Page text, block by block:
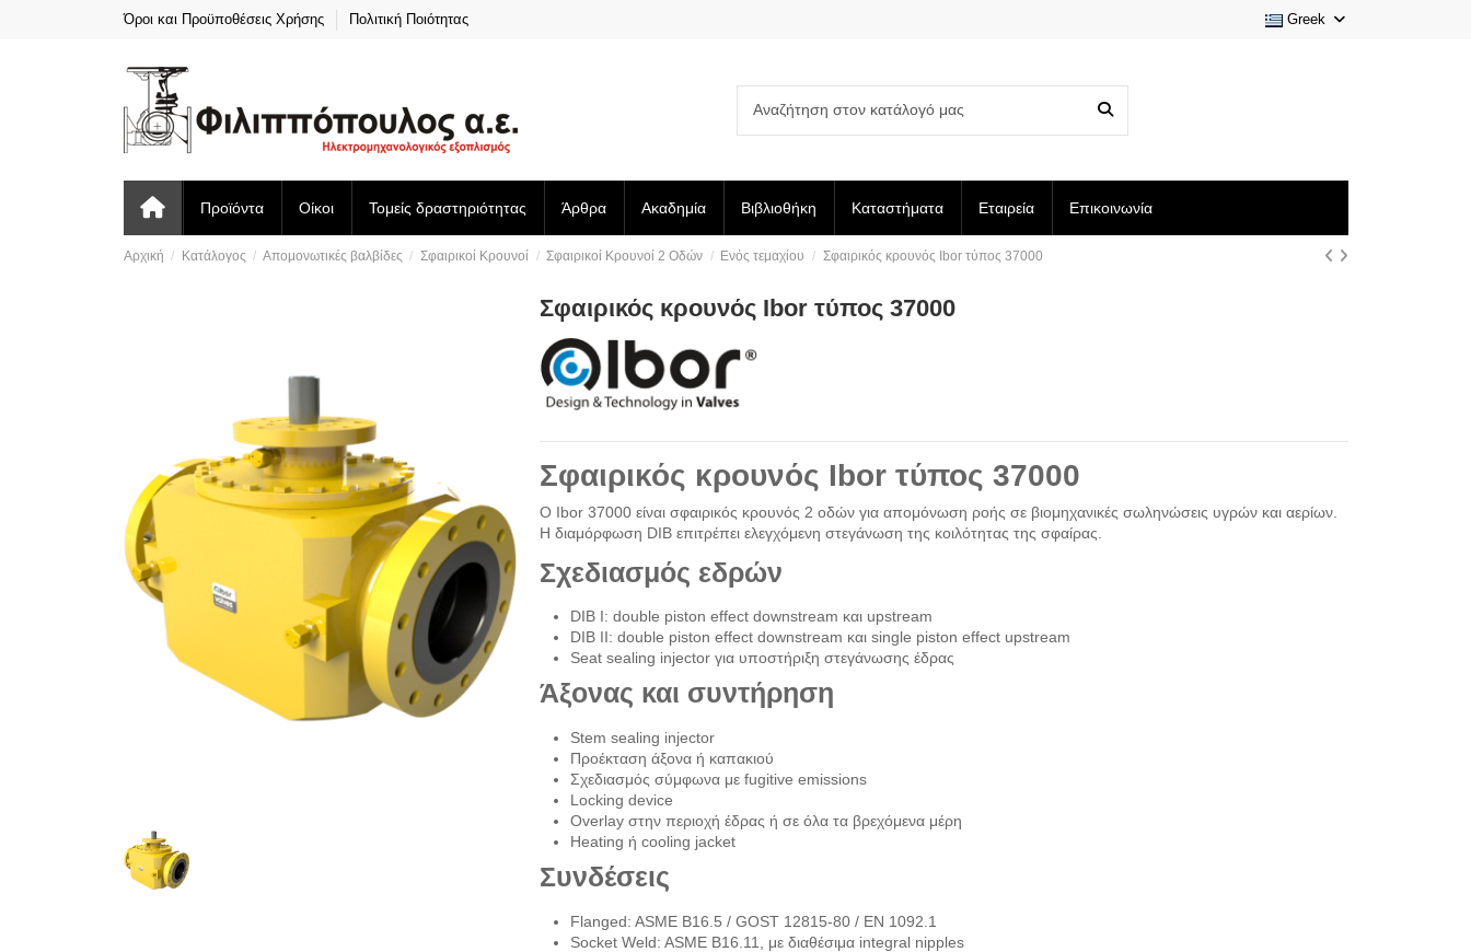
Όροι και Προϋποθέσεις Χρήσης Πολιτική Ποιότητας Greek
Προϊόντα Οίκοι Τομείς δραστηριότητας Άρθρα Ακαδημία Βιβλιοθήκη Καταστήματα Εταιρεία Επικοινωνία
Αρχική Κατάλογος Απομονωτικές βαλβίδες Σφαιρικοί Kρουνοί Σφαιρικοί Κρουνοί 2 Οδών Ενός τεμαχίου Σφαιρικός κρουνός Ibor τύπος 37000
Σφαιρικός κρουνός Ibor τύπος 37000
Σφαιρικός κρουνός Ibor τύπος 37000
Ο Ibor 37000 είναι σφαιρικός κρουνός 2 οδών για απομόνωση ροής σε βιομηχανικές σωληνώσεις υγρών και αερίων.
Η διαμόρφωση DIB επιτρέπει ελεγχόμενη στεγάνωση της κοιλότητας της σφαίρας.
Σχεδιασμός εδρών
DIB I: double piston effect downstream και upstream
DIB II: double piston effect downstream και single piston effect upstream
Seat sealing injector για υποστήριξη στεγάνωσης έδρας
Άξονας και συντήρηση
Stem sealing injector
Προέκταση άξονα ή καπακιού
Σχεδιασμός σύμφωνα με fugitive emissions
Locking device
Overlay στην περιοχή έδρας ή σε όλα τα βρεχόμενα μέρη
Heating ή cooling jacket
Συνδέσεις
Flanged: ASME B16.5 / GOST 12815-80 / EN 1092.1
Socket Weld: ASME B16.11, με διαθέσιμα integral nipples